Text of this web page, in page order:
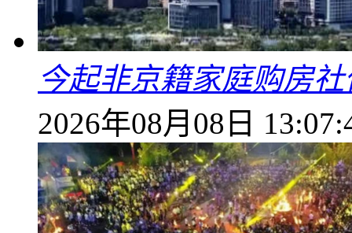
今起非京籍家庭购房
2026年08月08日